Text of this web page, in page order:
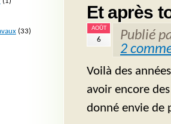
Et après
AOÛT
6
Publié
2
Voilà des
avoir encore
donné envie de
(33)